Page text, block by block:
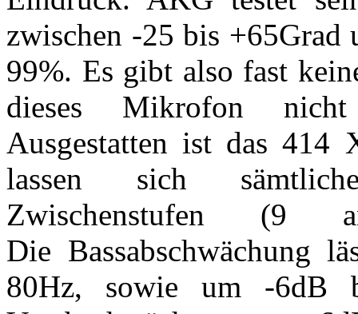
zwischen -25 bis
99%. Es gibt also fast
dieses Mikrofon
Ausgestatten ist das
lassen sich
Zwischenstufen
Die Bassabschwächung
80Hz, sowie um -6dB